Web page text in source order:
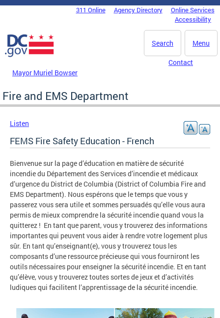
Skip to main content
DC Agency Top Menu311 Online Agency Directory
Online Services
Accessibility
Menu
Search
Mayor Muriel Bowser
Contact
Fire and EMS Department
Listen
FEMS Fire Safety Education - French
Bienvenue sur la page d’éducation en matière de sécurité
incendie du Département des Services d’incendie et médicaux
d’urgence du District de Columbia (District of Columbia Fire and
EMS Department). Nous espérons que le temps que vous y
passerez vous sera utile et sommes persuadés qu’elle vous aura
permis de mieux comprendre la sécurité incendie quand vous la
quitterez ! En tant que parent, vous y trouverez des informations
importantes qui peuvent vous aider à rendre votre logement plus
sûr. En tant qu’enseignant(e), vous y trouverez tous les
composants d’une ressource précieuse qui vous fourniront les
outils nécessaires pour enseigner la sécurité incendie. Et en tant
qu’élève, vous y trouverez toutes sortes de jeux et d’activités
ludiques qui facilitent l’apprentissage de la sécurité incendie.